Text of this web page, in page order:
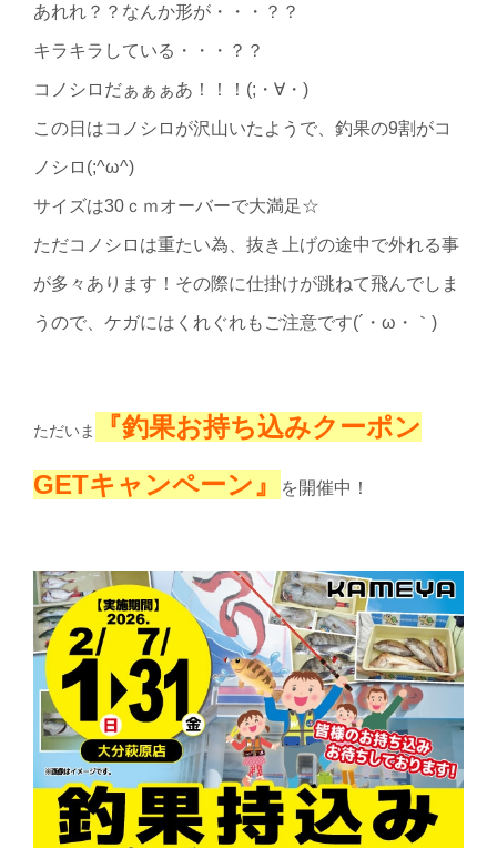
あれれ？？なんか形が・・・？？
キラキラしている・・・？？
コノシロだぁぁぁあ！！！(;・∀・)
この日はコノシロが沢山いたようで、釣果の9割がコ
ノシロ(;^ω^)
サイズは30ｃｍオーバーで大満足☆
ただコノシロは重たい為、抜き上げの途中で外れる事
が多々あります！その際に仕掛けが跳ねて飛んでしま
うので、ケガにはくれぐれもご注意です(´・ω・｀)
ただいま 『釣果お持ち込みクーポン
GETキャンペーン』
を開催中！